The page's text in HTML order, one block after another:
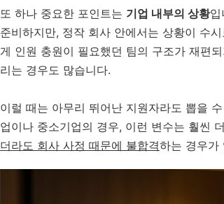
또 하나 중요한 포인트는 기업 내부의 상황입
준비하지만, 정작 회사 안에서는 상황이 수
게 인원 충원이 필요했던 팀의 구조가 재편
리는 경우도 많습니다.
이럴 때는 아무리 뛰어난 지원자라도 뽑을
업이나 중소기업의 경우, 이런 변수는 훨씬
더라도 회사 사정 때문에 불합격하는 경우가